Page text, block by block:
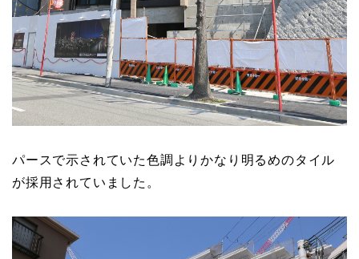
パースで示されていた色調よりかなり明るめのタイル
が採用されていました。